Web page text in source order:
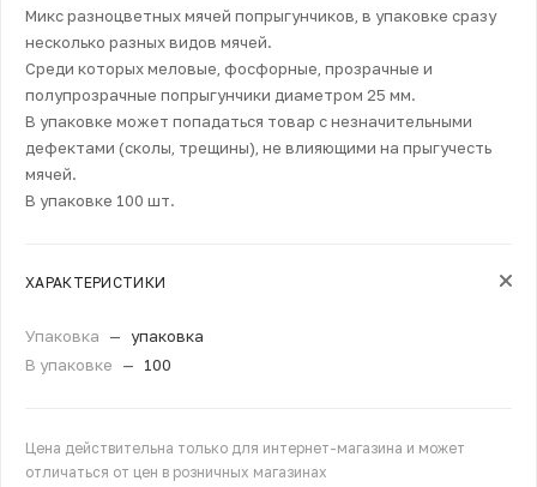
Микс разноцветных мячей попрыгунчиков, в упаковке сразу
несколько разных видов мячей.
Среди которых меловые, фосфорные, прозрачные и
полупрозрачные попрыгунчики диаметром 25 мм.
В упаковке может попадаться товар с незначительными
дефектами (сколы, трещины), не влияющими на прыгучесть
мячей.
В упаковке 100 шт.
ХАРАКТЕРИСТИКИ
Упаковка —
упаковка
В упаковке
— 100
Цена действительна только для интернет-магазина и может
отличаться от цен в розничных магазинах